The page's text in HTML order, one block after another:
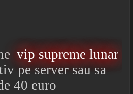
vip supreme lunar
pe server sau sa
40 euro